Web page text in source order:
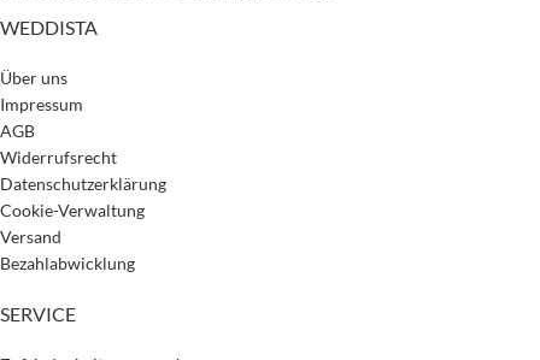
WEDDISTA
Über uns
Impressum
AGB
Widerrufsrecht
Datenschutzerklärung
Cookie-Verwaltung
Versand
Bezahlabwicklung
SERVICE